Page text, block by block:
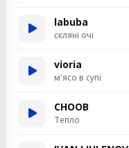
labuba
скляні очі
vioria
м'ясо в супі
CHOOB
Тепло